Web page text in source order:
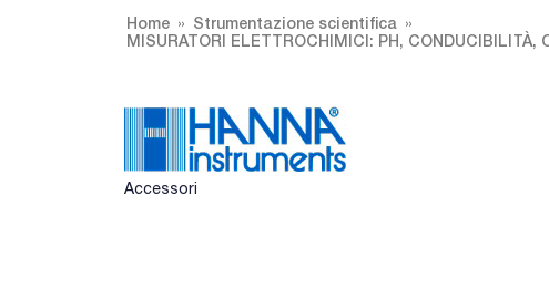
Home
Strumentazione scientifica
MISURATORI ELETTROCHIMICI: PH, CONDUCIBILITÀ,
Accessori